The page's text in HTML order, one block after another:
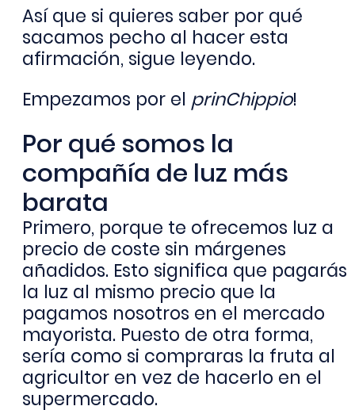
Así que si quieres saber por qué
sacamos pecho al hacer esta
afirmación, sigue leyendo.
Empezamos por el prinChippio!
Por qué somos la
compañía de luz más
barata
Primero, porque te ofrecemos luz a
precio de coste sin márgenes
añadidos. Esto significa que pagarás
la luz al mismo precio que la
pagamos nosotros en el mercado
mayorista. Puesto de otra forma,
sería como si compraras la fruta al
agricultor en vez de hacerlo en el
supermercado.